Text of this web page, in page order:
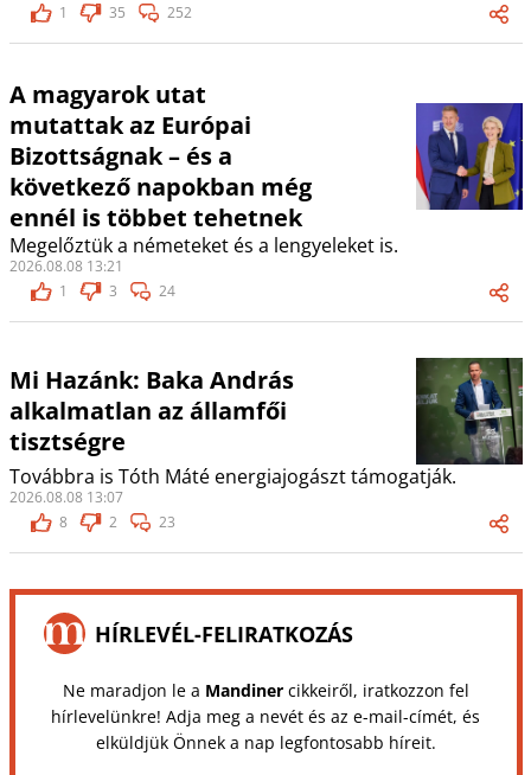
1
35 252
A magyarok utat
mutattak az Európai
Bizottságnak – és a
következő napokban még
ennél is többet tehetnek
Megelőztük a németeket és a lengyeleket is.
2026.08.08 13:21
1
3 24
Mi Hazánk: Baka András
alkalmatlan az államfői
tisztségre
Továbbra is Tóth Máté energiajogászt támogatják.
2026.08.08 13:07
8
2 23
HÍRLEVÉL-FELIRATKOZÁS
Ne maradjon le a Mandinercikkeiről, iratkozzon fel
hírlevelünkre! Adja meg a nevét és az e-mail-címét, és
elküldjük Önnek a nap legfontosabb híreit.